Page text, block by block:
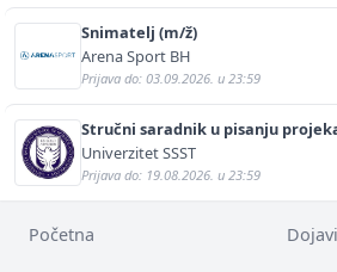
Snimatelj (m/ž)
Arena Sport BH
Prijava do: 03.09.2026. u 23:59
Stručni saradnik u pisanju
Univerzitet SSST
Prijava do: 19.08.2026. u 23:59
Početna